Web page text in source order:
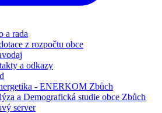
a rada
z rozpočtu obce
a odkazy
- ENERKOM Zbůch
a Demografická studie obce Zbůch
server